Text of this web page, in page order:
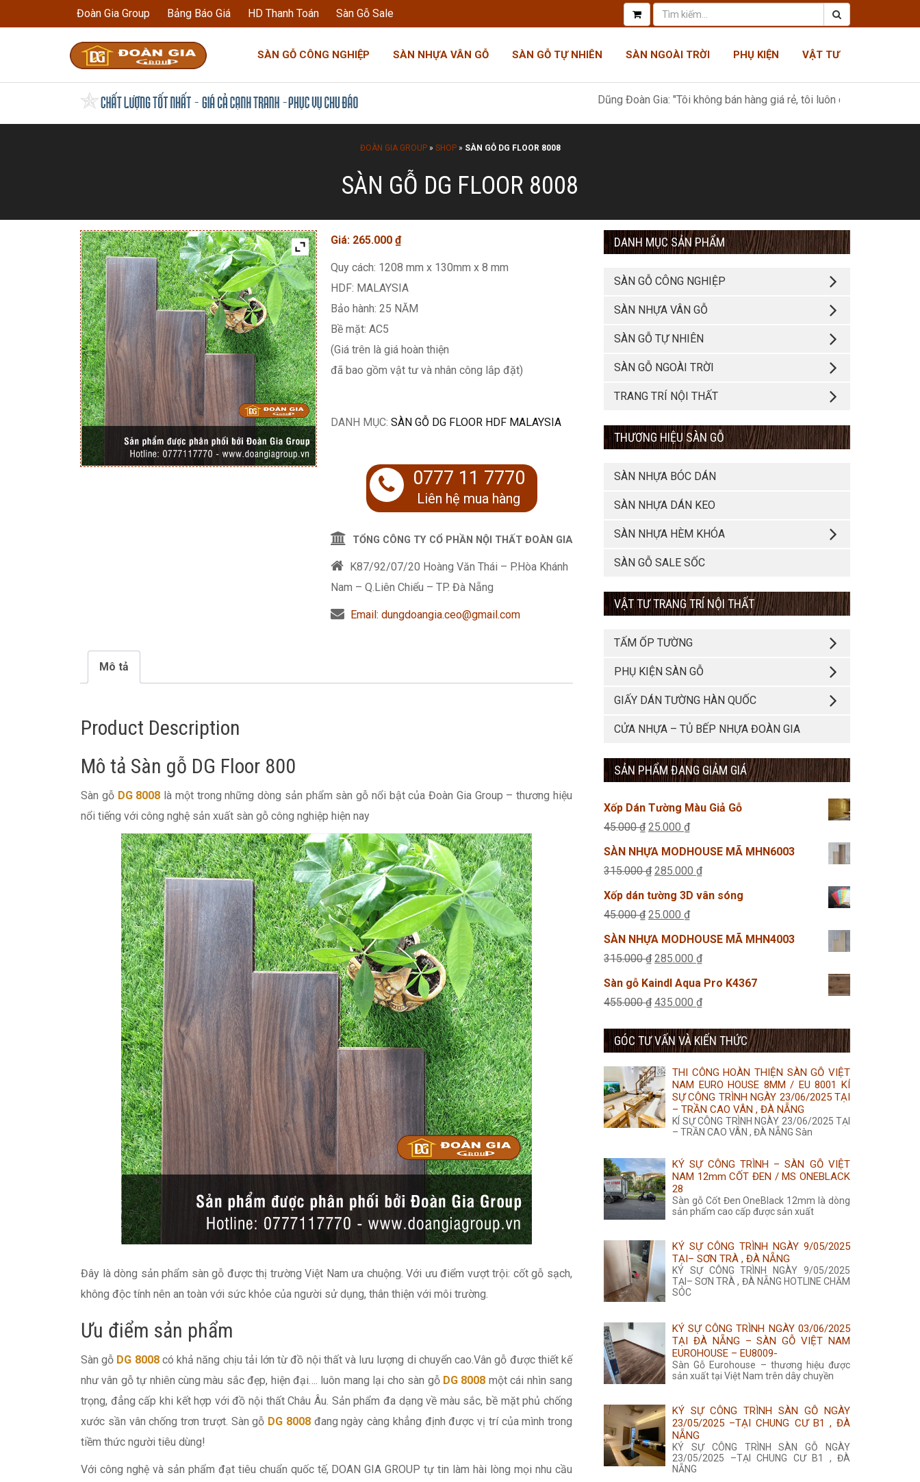
Đoàn Gia Group Bảng Báo Giá HD Thanh Toán Sàn Gỗ Sale
SÀN GỖ CÔNG NGHIỆP SÀN NHỰA VÂN GỖ SÀN GỖ TỰ NHIÊN SÀN NGOÀI TRỜI PHỤ KIỆN VẬT TƯ
Dũng Đoàn Gia: "Tôi không bán hàng giá rẻ, tôi luôn có giá tốt nhất, như một
ĐOÀN GIA GROUP» SHOP» SÀN GỖ DG FLOOR 8008
SÀN GỖ DG FLOOR 8008
Giá: 265.000 ₫
Quy cách: 1208 mm x 130mm x 8 mm
HDF: MALAYSIA
Bảo hành: 25 NĂM
Bề mặt: AC5
(Giá trên là giá hoàn thiện
đã bao gồm vật tư và nhân công lắp đặt)
DANH MỤC: SÀN GỖ DG FLOOR HDF MALAYSIA
0777 11 7770
Liên hệ mua hàng
TỔNG CÔNG TY CỔ PHẦN NỘI THẤT ĐOÀN GIA
K87/92/07/20 Hoàng Văn Thái – P.Hòa Khánh
Nam – Q.Liên Chiểu – TP. Đà Nẵng
Email: dungdoangia.ceo@gmail.com
Mô tả
Product Description
Mô tả Sàn gỗ DG Floor 800
Sàn gỗ DG 8008 là một trong những dòng sản phẩm sàn gỗ nổi bật của Đoàn Gia Group – thương hiệu
nổi tiếng với công nghệ sản xuất sàn gỗ công nghiệp hiện nay
Đây là dòng sản phẩm sàn gỗ được thị trường Việt Nam ưa chuộng. Với ưu điểm vượt trội: cốt gỗ sạch,
không độc tính nên an toàn với sức khỏe của người sử dụng, thân thiện với môi trường.
Ưu điểm sản phẩm
Sàn gỗ DG 8008có khả năng chịu tải lớn từ đồ nội thất và lưu lượng di chuyển cao.Vân gỗ được thiết kế
như vân gỗ tự nhiên cùng màu sắc đẹp, hiện đại…. luôn mang lại cho sàn gỗ DG 8008 một cái nhìn sang
trọng, đẳng cấp khi kết hợp với đồ nội thất Châu Âu. Sản phẩm đa dạng về màu sắc, bề mặt phủ chống
xước sần vân chống trơn trượt. Sàn gỗ DG 8008đang ngày càng khẳng định được vị trí của mình trong
tiềm thức người tiêu dùng!
Với công nghệ và sản phẩm đạt tiêu chuẩn quốc tế, DOAN GIA GROUP tự tin làm hài lòng mọi nhu cầu
DANH MỤC SẢN PHẨM
SÀN GỖ CÔNG NGHIỆP
SÀN NHỰA VÂN GỖ
SÀN GỖ TỰ NHIÊN
SÀN GỖ NGOÀI TRỜI
TRANG TRÍ NỘI THẤT
THƯƠNG HIỆU SÀN GỖ
SÀN NHỰA BÓC DÁN
SÀN NHỰA DÁN KEO
SÀN NHỰA HÈM KHÓA
SÀN GỖ SALE SỐC
VẬT TƯ TRANG TRÍ NỘI THẤT
TẤM ỐP TƯỜNG
PHỤ KIỆN SÀN GỖ
GIẤY DÁN TƯỜNG HÀN QUỐC
CỬA NHỰA – TỦ BẾP NHỰA ĐOÀN GIA
SẢN PHẨM ĐANG GIẢM GIÁ
Xốp Dán Tường Màu Giả Gỗ
45.000₫ Giá
gốc
là:
25.000 ₫Giá
hiện
tại
25.000 ₫.
SÀN NHỰA MODHOUSE MÃ MHN6003
315.000₫ Giá
gốc
là:
285.000 ₫Giá
hiện
285.000 ₫.
Xốp dán tường 3D vân sóng
45.000₫ Giá
gốc
là:
25.000 ₫Giá
hiện
tại
25.000 ₫.
SÀN NHỰA MODHOUSE MÃ MHN4003
315.000₫ Giá
gốc
là:
285.000 ₫Giá
hiện
tại
285.000 ₫.
Sàn gỗ Kaindl Aqua Pro K4367
455.000₫ Giá
là:
435.000 ₫Giá
tại
435.000 ₫.
GÓC TƯ VẤN VÀ KIẾN THỨC
THI CÔNG HOÀN THIỆN SÀN GỖ VIỆT
NAM EURO HOUSE 8MM / EU 8001 KÍ
SỰ CÔNG TRÌNH NGÀY 23/06/2025 TẠI
– TRẦN CAO VÂN , ĐÀ NẴNG
KÍ SỰ CÔNG TRÌNH NGÀY 23/06/2025 TẠI
– TRẦN CAO VÂN , ĐÀ NẴNG Sàn
KÝ SỰ CÔNG TRÌNH – SÀN GỖ VIỆT
NAM 12mm CỐT ĐEN / MS ONEBLACK
28
Sàn gỗ Cốt Đen OneBlack 12mm là dòng
sản phẩm cao cấp được sản xuất
KÝ SỰ CÔNG TRÌNH NGÀY 9/05/2025
TẠI– SƠN TRÀ , ĐÀ NẴNG
KÝ SỰ CÔNG TRÌNH NGÀY 9/05/2025
TẠI– SƠN TRÀ , ĐÀ NẴNG HOTLINE CHĂM
SÓC
KÝ SỰ CÔNG TRÌNH NGÀY 03/06/2025
TẠI ĐÀ NẴNG – SÀN GỖ VIỆT NAM
EUROHOUSE – EU8009-
Sàn Gỗ Eurohouse – thương hiệu được
sản xuất tại Việt Nam trên dây chuyền
KÝ SỰ CÔNG TRÌNH SÀN GỖ NGÀY
23/05/2025 –TẠI CHUNG CƯ B1 , ĐÀ
NẴNG
KÝ SỰ CÔNG TRÌNH SÀN GỖ NGÀY
23/05/2025 –TẠI CHUNG CƯ B1 , ĐÀ
NẴNG